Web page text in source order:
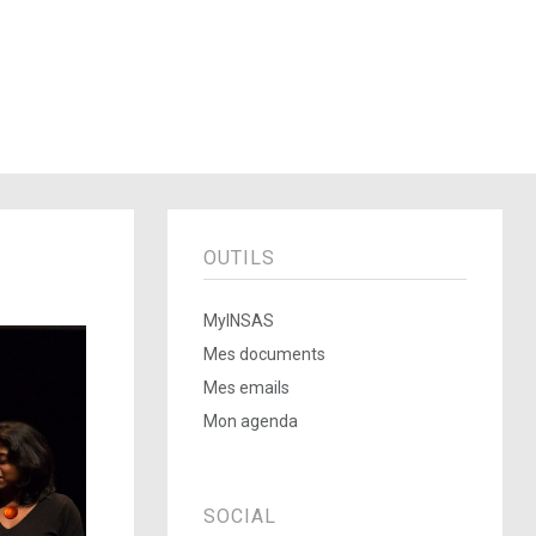
OUTILS
MyINSAS
Mes documents
Mes emails
Mon agenda
SOCIAL